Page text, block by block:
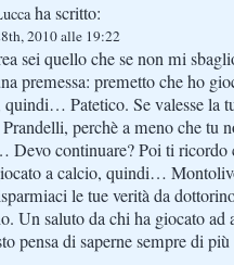
ha scritto:
2010 alle 19:22
sei quello che se non mi
premessa: premetto che ho
quindi… Patetico. Se valesse la
perchè a meno che tu
Devo continuare? Poi ti ricordo
a calcio, quindi…
le tue verità da
Un saluto da chi ha giocato
pensa di saperne sempre di